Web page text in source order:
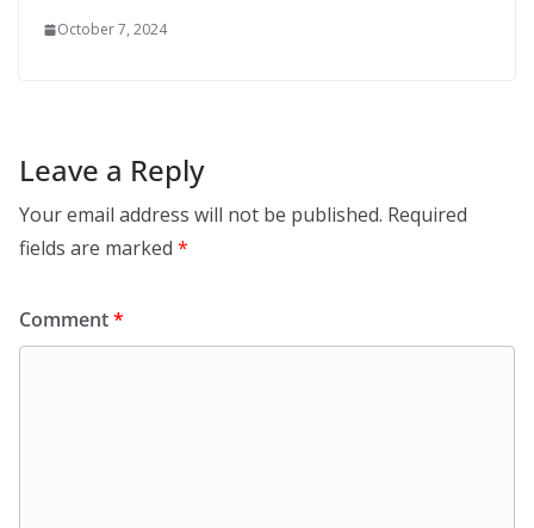
October 7, 2024
Leave a Reply
Your email address will not be published. Required
fields are marked *
Comment*